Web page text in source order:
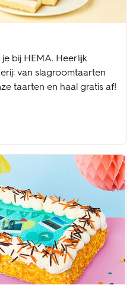
bij HEMA. Heerlijk
van slagroomtaarten
taarten en haal gratis af!